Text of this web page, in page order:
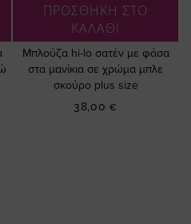
ΠΡΟΣΘΗΚΗ ΣΤΟ
ΚΑΛΑΘΙ
Μπλούζα hi-lo σατέν με φάσα
στα μανίκια σε χρώμα μπλε
σκούρο plus size
38,00 €